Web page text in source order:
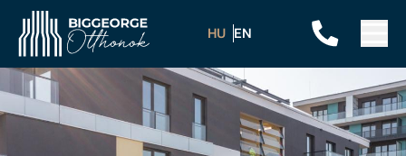
HU EN